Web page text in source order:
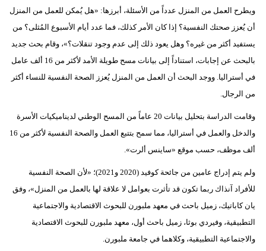
بيئة
مدوَّنات
أبراج
سيارات
ويطرح العمل من المنزل عدداً من الأسئلة، أبرزها: «هل يُمكن للعمل من المنزل
أن يُعزز صحتك النفسية؟ إذا كان الأمر كذلك، فما عدد أيام الأسبوع المُثلى؟ من
يستفيد أكثر من غيره؟ وهل يعود ذلك إلى عدم وجود تنقلات؟»، وقام بحث جديد
بالبحث عن إجابات، استناداً إلى بيانات مسح طويلة الأمد لأكثر من 16 ألف عامل
في أستراليا. ووجد البحث أن العمل من المنزل يُعزز الصحة النفسية للنساء أكثر
من الرجال.
وقامت الدراسة بتحليل بيانات 20 عاماً من المسح الوطني لديناميكيات الأسرة
والدخل والعمل في أستراليا، مما سمح بتتبع العمل والصحة النفسية لأكثر من 16
ألف موظف، حسب موقع «ساينس ألرت».
ولم يتم إدراج عامين من جائحة كوفيد (2020 و2021)؛ «لأن الصحة النفسية
للأفراد آنذاك ربما تكون قد تأثرت بعوامل لا علاقة لها بالعمل من المنزل»، وفق
يان كاباتيك، زميل باحث في معهد ملبورن للبحوث الاقتصادية والاجتماعية
التطبيقية، وفيردي بوثا، زميل باحث أول، معهد ملبورن للبحوث الاقتصادية
والاجتماعية التطبيقية، وكلاهما في جامعة ملبورن.